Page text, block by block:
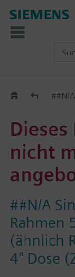
Old2New
##N/
nicht
##N/A
Rahmen
(ähnlich
4" Dose